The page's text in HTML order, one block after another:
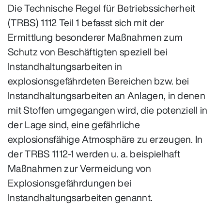
Die Technische Regel für Betriebssicherheit
(TRBS) 1112 Teil 1 befasst sich mit der
Ermittlung besonderer Maßnahmen zum
Schutz von Beschäftigten speziell bei
Instandhaltungsarbeiten in
explosionsgefährdeten Bereichen bzw. bei
Instandhaltungsarbeiten an Anlagen, in denen
mit Stoffen umgegangen wird, die potenziell in
der Lage sind, eine gefährliche
explosionsfähige Atmosphäre zu erzeugen. In
der TRBS 1112-1 werden u. a. beispielhaft
Maßnahmen zur Vermeidung von
Explosionsgefährdungen bei
Instandhaltungsarbeiten genannt.